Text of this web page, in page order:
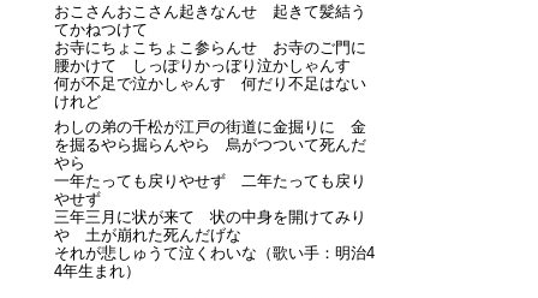
おこさんおこさん起きなんせ 起きて髪結う
てかねつけて
お寺にちょこちょこ参らんせ お寺のご門に
腰かけて しっぽりかっぼり泣かしゃんす
何が不足で泣かしゃんす 何だり不足はない
けれど
わしの弟の千松が江戸の街道に金掘りに 金
を掘るやら掘らんやら 烏がつついて死んだ
やら
一年たっても戻りやせず 二年たっても戻り
やせず
三年三月に状が来て 状の中身を開けてみり
や 土が崩れた死んだげな
それが悲しゅうて泣くわいな （歌い手：明治4
4年生まれ）